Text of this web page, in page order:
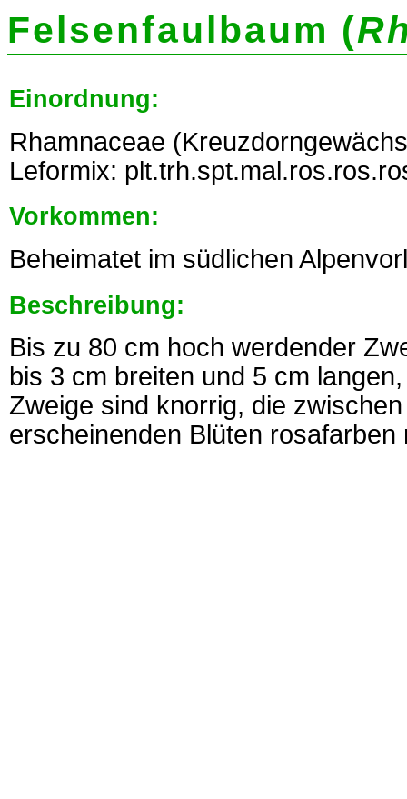
Felsenfaulbaum (
Einordnung:
Rhamnaceae
Leformix:
Vorkommen:
Beheimatet im südlichen
Beschreibung:
Bis zu 80 cm hoch werdender
bis 3 cm breiten und 5 cm
Zweige sind knorrig, die
erscheinenden Blüten